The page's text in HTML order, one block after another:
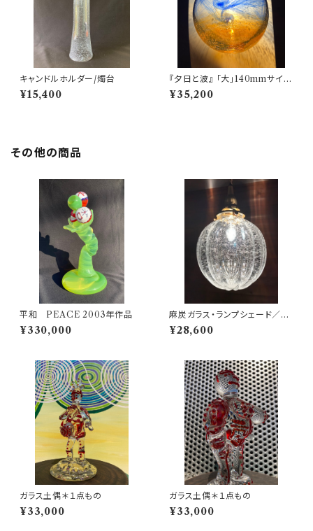
キャンドルホルダー/燭台
¥15,400
『夕日と波』 「大」140mmサイ
ズ E17ソケット ランプシェード
(麻炭ガラス・ヒマラヤ産原種 麻
¥35,200
その他の商品
平和 PEACE 2003年作品
¥330,000
麻炭ガラス・ランプシェード／
(大)透明クリア 球体 E17ソケッ
ト (ヒマラヤ産原種 麻炭使用）/
¥28,600
ガラス土偶＊１点もの
¥33,000
ガラス土偶＊１点もの
¥33,000